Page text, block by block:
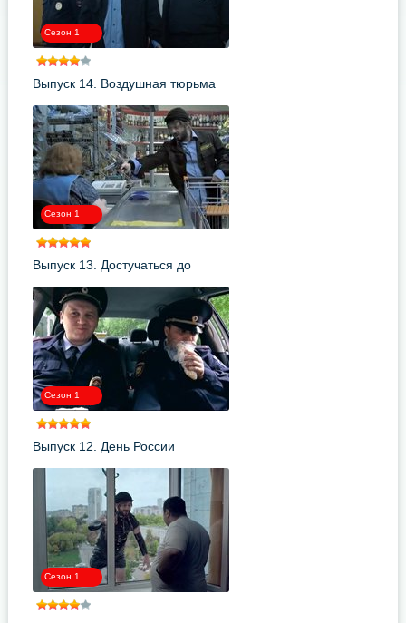
Сезон 1
Выпуск 14. Воздушная тюрьма
Сезон 1
Выпуск 13. Достучаться до
Сезон 1
Выпуск 12. День России
Сезон 1